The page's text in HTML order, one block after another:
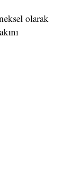
olarak